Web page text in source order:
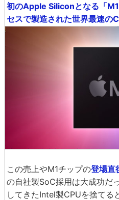
初のApple Siliconとなる「
セスで製造された世界最速の
この売上やM1チップの登場直
の自社製SoC採用は大成功だ
してきたIntel製CPUを捨てる